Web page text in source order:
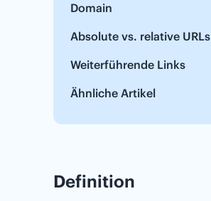
Domain
Absolute vs. relative URLs
Weiterführende Links
Ähnliche Artikel
Definition